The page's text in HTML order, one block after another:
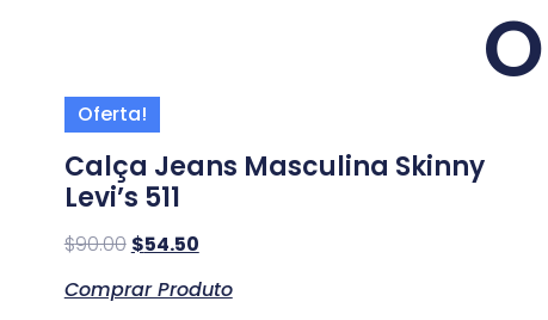
Oferta!
Calça Jeans Masculina Skinny
Levi’s 511
$90.00 $54.50
Comprar Produto